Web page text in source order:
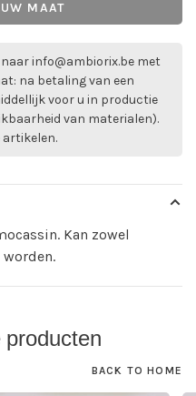
MAAT
info@ambiorix.be met
na betaling van een
voor u in productie
van materialen).
artikelen.
Kan zowel
BACK TO HOME